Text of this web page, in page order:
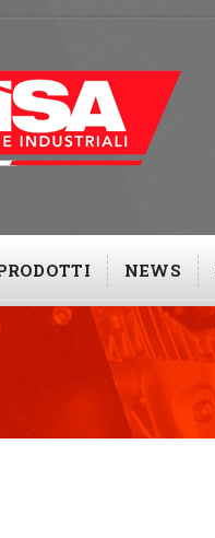
NEWS